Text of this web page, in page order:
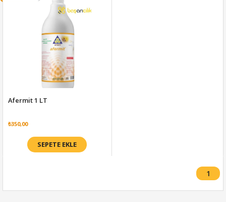
Afermit 1 LT
₺350,00
SEPETE EKLE
1